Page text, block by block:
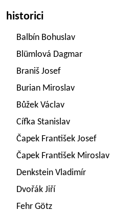
historici
Balbín Bohuslav
Blümlová Dagmar
Braniš Josef
Burian Miroslav
Bůžek Václav
Cífka Stanislav
Čapek František Josef
Čapek František Miroslav
Denkstein Vladimír
Dvořák Jiří
Fehr Götz